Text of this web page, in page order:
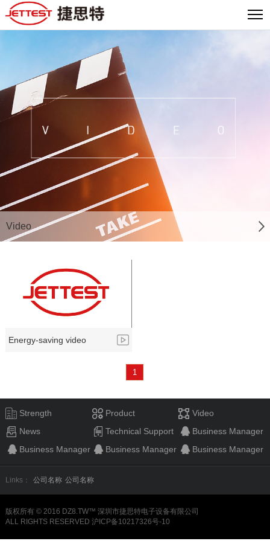
Video
Energy-saving video
1
Strength Product
Video
News
Technical Support
Business Manager
Business Manager
Business Manager Business Manager
Links： 公司名称 公司名称
版权所有 © 2016 DZ8.TW™ 深圳市捷思特电子设备有限公司
ALL RIGHTS RESERVED 沪ICP备10217326号-10